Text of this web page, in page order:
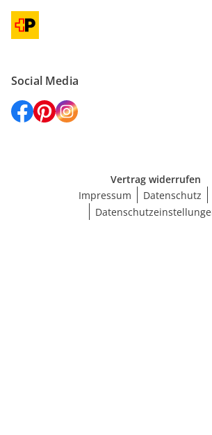
Social Media
Vertrag widerrufen
Impressum
Datenschutz